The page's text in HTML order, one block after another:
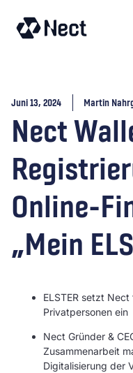
springen
Juni 13, 2024 Martin
Nect
Online-
„Mein
ELSTER setzt
Privatpersonen ein
Nect Gründer &
Zusammenarbeit
Digitalisierung der